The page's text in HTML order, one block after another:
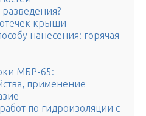
крыши
нанесения: горячая
МБР-65:
применение
по гидроизоляции с